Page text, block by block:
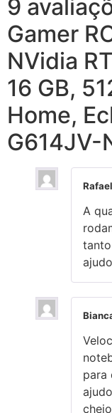
9
Gamer
NVidia
16 GB,
Home,
G614JV-
A
para
cheio